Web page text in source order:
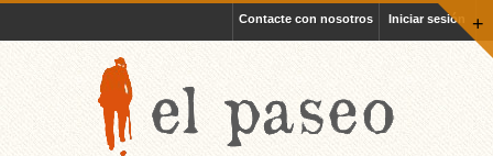
+
Iniciar sesión
Contacte con nosotros